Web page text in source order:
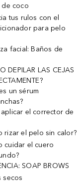
de coco
tus rulos con el
para pelo
facial: Baños de
DEPILAR LAS CEJAS
un sérum
el corrector de
rizar el pelo sin calor?
cuidar el cuero
SOAP BROWS
secos